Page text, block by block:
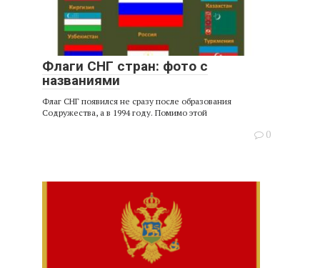
Флаги СНГ стран: фото с
названиями
Флаг СНГ появился не сразу после образования
Содружества, а в 1994 году. Помимо этой
0